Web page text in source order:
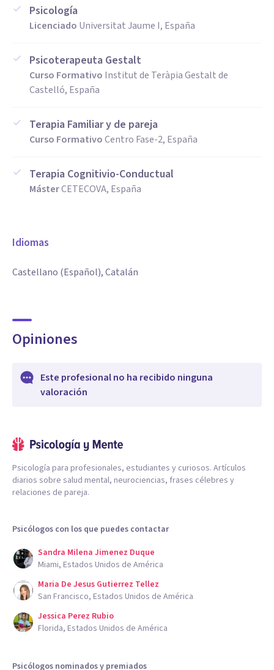
Psicología
Licenciado Universitat Jaume I, España
Psicoterapeuta Gestalt
Curso Formativo Institut de Teràpia Gestalt de
Castelló, España
Terapia Familiar y de pareja
Curso FormativoCentro Fase-2, España
Terapia Cognitivio-Conductual
MásterCETECOVA, España
Idiomas
Castellano (Español), Catalán
Opiniones
Este profesional no ha recibido ninguna
valoración
Psicología para profesionales, estudiantes y curiosos. Artículos
diarios sobre salud mental, neurociencias, frases célebres y
relaciones de pareja.
Psicólogos con los que puedes contactar
Sandra Milena Jimenez Duque
Miami, Estados Unidos de América
Maria De Jesus Gutierrez Tellez
San Francisco, Estados Unidos de América
Jessica Perez Rubio
Florida, Estados Unidos de América
Psicólogos nominados y premiados